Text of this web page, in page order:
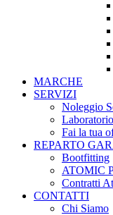
MARCHE
SERVIZI
Noleggio
Fai la tua
REPARTO
Bootfitting
ATOMIC
Contratti
CONTATTI
Chi Siamo